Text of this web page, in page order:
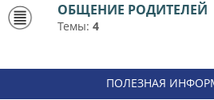
ОБЩЕНИЕ РОДИТЕЛЕЙ
Темы: 4
ПОЛЕЗНАЯ